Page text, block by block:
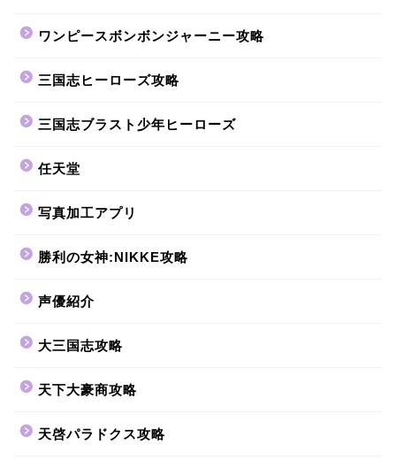
ワンピースボンボンジャーニー攻略
三国志ヒーローズ攻略
三国志ブラスト少年ヒーローズ
任天堂
写真加工アプリ
勝利の女神:NIKKE攻略
声優紹介
大三国志攻略
天下大豪商攻略
天啓パラドクス攻略